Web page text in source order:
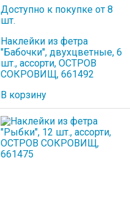
Доступно к покупке от 8
шт.
Наклейки из фетра
"Бабочки", двухцветные, 6
шт., ассорти, ОСТРОВ
СОКРОВИЩ, 661492
В корзину